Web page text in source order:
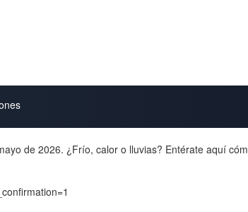
de 2026. ¿Frío, calor o lluvias? Entérate aquí